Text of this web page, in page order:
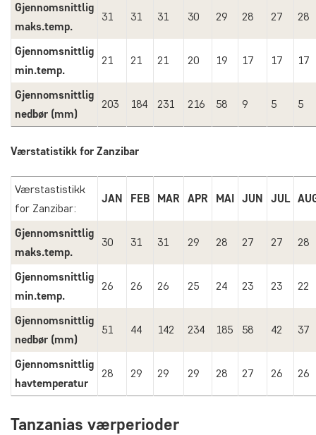
Gjennomsnittlig
maks.temp.
31 31 31 30 29 28 27 28
Gjennomsnittlig
min.temp.
21 21 21 20 19 17 17 17
Gjennomsnittlig
nedbør (mm)
203 184 231 216 58 9 5 5
Værstatistikk for Zanzibar
Værstastistikk
for Zanzibar:
JAN FEB MAR APR MAI JUN JUL
Gjennomsnittlig
maks.temp.
30 31 31 29 28 27 27 28
Gjennomsnittlig
min.temp.
26 26 26 25 24 23 23 22
Gjennomsnittlig
nedbør (mm)
51 44 142 234 185 58 42 37
Gjennomsnittlig
havtemperatur
28 29 29 29 28 27 26 26
Tanzanias værperioder